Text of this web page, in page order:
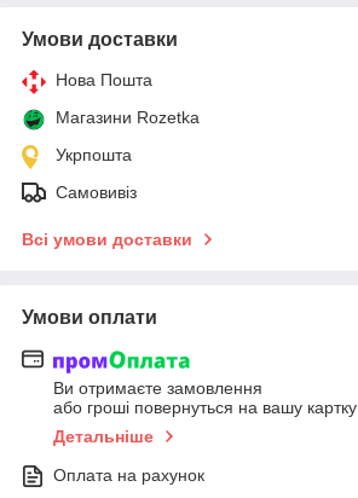
Умови доставки
Нова Пошта
Магазини Rozetka
Укрпошта
Самовивіз
Всі умови доставки
Умови оплати
Ви отримаєте замовлення
або гроші повернуться на вашу картку
Детальніше
Оплата на рахунок